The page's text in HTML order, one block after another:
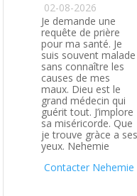
02-08-2026
Je demande une
requête de prière
pour ma santé. Je
suis souvent malade
sans connaître les
causes de mes
maux. Dieu est le
grand médecin qui
guérit tout. J’implore
sa miséricorde. Que
je trouve gràce a ses
yeux. Nehemie
Contacter Nehemie